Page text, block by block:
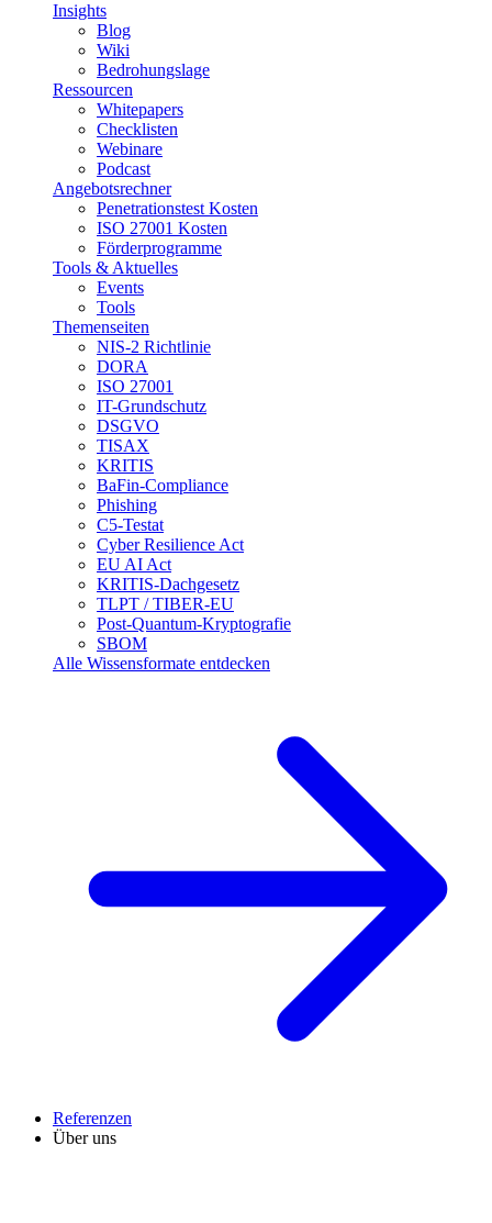
Insights
Blog
Wiki
Bedrohungslage
Ressourcen
Whitepapers
Checklisten
Webinare
Podcast
Angebotsrechner
Penetrationstest Kosten
ISO 27001 Kosten
Förderprogramme
Tools & Aktuelles
Events
Tools
Themenseiten
NIS-2 Richtlinie
DORA
ISO 27001
IT-Grundschutz
DSGVO
TISAX
KRITIS
BaFin-Compliance
Phishing
C5-Testat
Cyber Resilience Act
EU AI Act
KRITIS-Dachgesetz
TLPT / TIBER-EU
Post-Quantum-Kryptografie
SBOM
Alle Wissensformate entdecken
Referenzen
Über uns